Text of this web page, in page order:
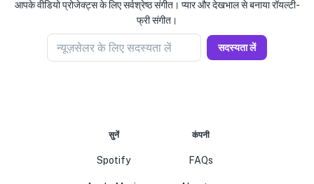
आपके वीडियो प्रोजेक्ट्स के लिए सर्वश्रेष्ठ संगीत। प्यार और देखभाल से बनाया रॉयल्टी-
फ्री संगीत।
न्यूज़सेलर के लिए सदस्यता लें सदस्यता लें
सुनें
Spotify
कंपनी
FAQs